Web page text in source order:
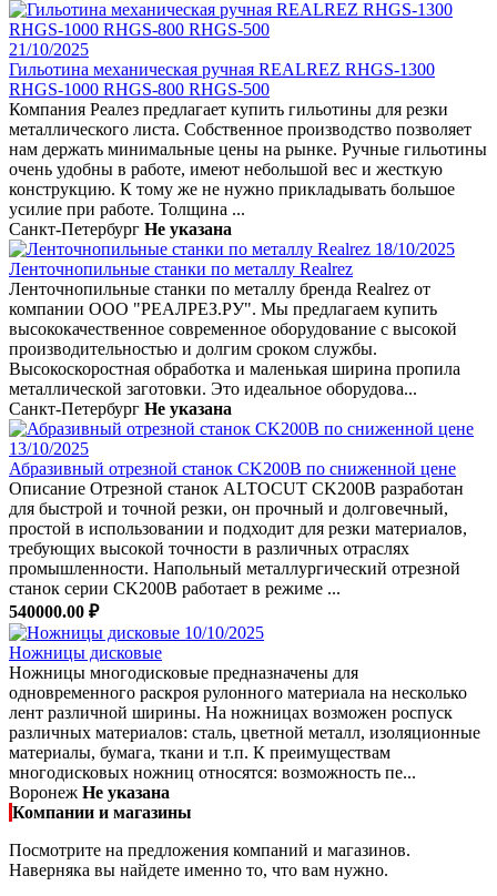
21/10/2025
Гильотина механическая ручная REALREZ RHGS-1300
RHGS-1000 RHGS-800 RHGS-500
Компания Реалез предлагает купить гильотины для резки
металлического листа. Собственное производство позволяет
нам держать минимальные цены на рынке. Ручные гильотины
очень удобны в работе, имеют небольшой вес и жесткую
конструкцию. К тому же не нужно прикладывать большое
усилие при работе. Толщина ...
Санкт-Петербург Не указана
18/10/2025
Ленточнопильные станки по металлу Realrez
Ленточнопильные станки по металлу бренда Realrez от
компании ООО "РЕАЛРЕЗ.РУ". Мы предлагаем купить
высококачественное современное оборудование с высокой
производительностью и долгим сроком службы.
Высокоскоростная обработка и маленькая ширина пропила
металлической заготовки. Это идеальное оборудова...
Санкт-Петербург Не указана
13/10/2025
Абразивный отрезной станок CK200В по сниженной цене
Описание Отрезной станок ALTOCUT CK200B разработан
для быстрой и точной резки, он прочный и долговечный,
простой в использовании и подходит для резки материалов,
требующих высокой точности в различных отраслях
промышленности. Напольный металлургический отрезной
станок серии CK200B работает в режиме ...
540000.00 ₽
10/10/2025
Ножницы дисковые
Ножницы многодисковые предназначены для
одновременного раскроя рулонного материала на несколько
лент различной ширины. На ножницах возможен роспуск
различных материалов: сталь, цветной металл, изоляционные
материалы, бумага, ткани и т.п. К преимуществам
многодисковых ножниц относятся: возможность пе...
Воронеж Не указана
Компании и магазины
Посмотрите на предложения компаний и магазинов.
Наверняка вы найдете именно то, что вам нужно.